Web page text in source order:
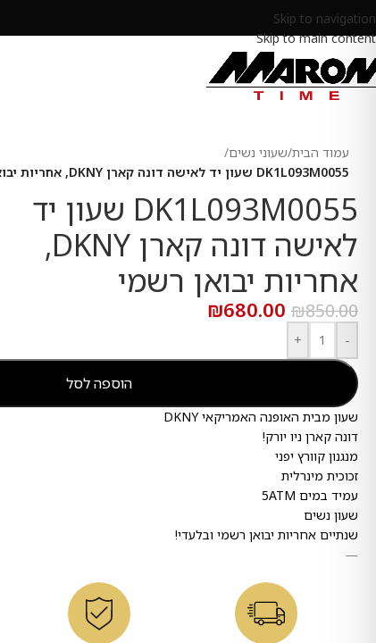
Skip to navigation
Skip to main content
עמוד הבית/שעוני נשים/
DK1L093M0055 שעון יד לאישה דונה קארן DKNY, אחריות יבואן רשמי
DK1L093M0055 שעון יד
לאישה דונה קארן DKNY,
אחריות יבואן רשמי
₪850.00
₪680.00
-
+
הוספה לסל
שעון מבית האופנה האמריקאי DKNY
דונה קארן ניו יורק!
מנגנון קוורץ יפני
זכוכית מינרלית
עמיד במים 5ATM
שעון נשים
שנתיים אחריות יבואן רשמי ובלעדי!
—